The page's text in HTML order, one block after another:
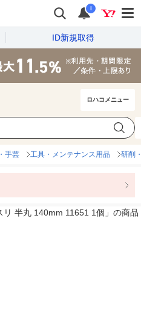
i
ID新規取得
ロハコメニュー
手芸 工具・メンテナンス用品 研削